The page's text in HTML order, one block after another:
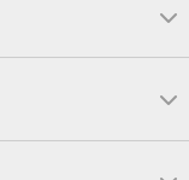
飯糰海苔
Icash
巴西豆 芋頭